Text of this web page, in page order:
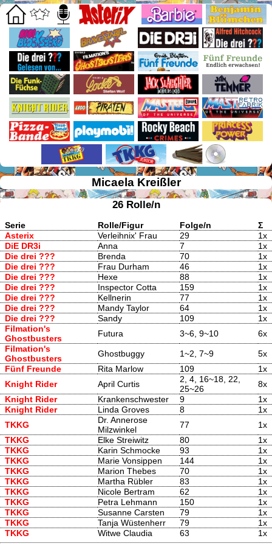
Micaela Kreißler
26 Rolle/n
Serie Rolle/Figur Folge/n
Σ
Asterix
Verleihnix' Frau 29
1x
DiE DR3i
Anna 7
1x
Die drei ???
Brenda 70
1x
Die drei ???
Frau Durham 46
1x
Die drei ???
Hexe 88
1x
Die drei ???
Inspector Cotta 159
1x
Die drei ???
Kellnerin 77
1x
Die drei ???
Mandy Taylor 64
1x
Die drei ???
Sandy 109
1x
Filmation's
Ghostbusters
Futura 3~6, 9~10
6x
Filmation's
Ghostbusters
Ghostbuggy 1~2, 7~9
5x
Fünf Freunde
Rita Marlow 109
1x
Knight Rider
April Curtis
2, 4, 16~18, 22,
25~26
8x
Knight Rider
Krankenschwester 9
1x
Knight Rider
Linda Groves 8
1x
TKKG
Dr. Annerose
Milzwinkel
77
1x
TKKG
Elke Streiwitz 80
1x
TKKG
Karin Schmocke 93
1x
TKKG
Marie Vonsippen 144
1x
TKKG
Marion Thebes 70
1x
TKKG
Martha Rübler 83
1x
TKKG
Nicole Bertram 62
1x
TKKG
Petra Lehmann 150
1x
TKKG
Susanne Carsten 79
1x
TKKG
Tanja Wüstenherr 79
1x
TKKG
Witwe Claudia 63 1x